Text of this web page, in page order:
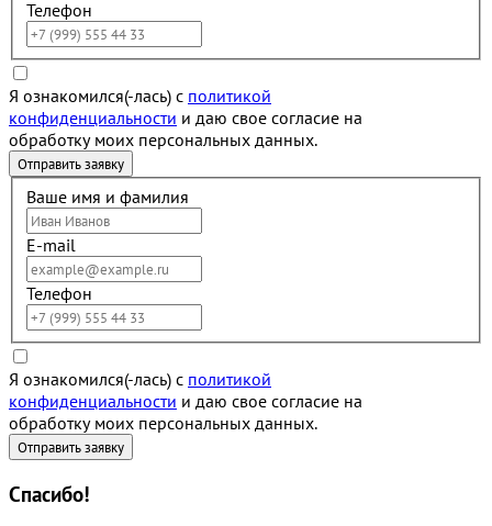
Телефон
Я ознакомился(-лась) с политикой
конфиденциальности и даю свое согласие на
обработку моих персональных данных.
Ваше имя и фамилия
E-mail
Телефон
Я ознакомился(-лась) с политикой
конфиденциальности и даю свое согласие на
обработку моих персональных данных.
Спасибо!